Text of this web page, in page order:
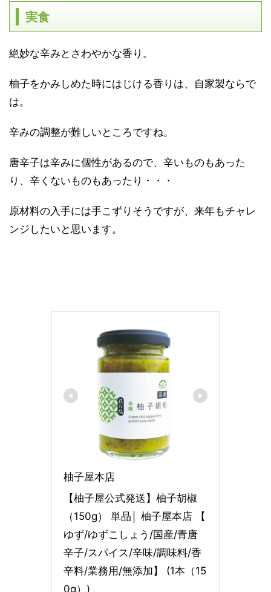
実食
絶妙な辛みとさわやかな香り。
柚子をかみしめた時にはじける香りは、自家製ならで
は。
辛みの調整が難しいところですね。
唐辛子は辛みに個性があるので、辛いものもあった
り、辛くないものもあったり・・・
原材料の入手には手こずりそうですが、来年もチャレ
ンジしたいと思います。
柚子屋本店
【柚子屋公式発送】柚子胡椒
（150g） 単品│ 柚子屋本店 【
ゆず/ゆずこしょう/国産/青唐
辛子/スパイス/辛味/調味料/香
辛料/業務用/無添加】 (1本（15
0g）)